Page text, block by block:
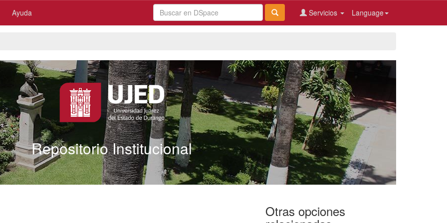
Ayuda Language
Servicios
Repositorio Institucional
Otras opciones